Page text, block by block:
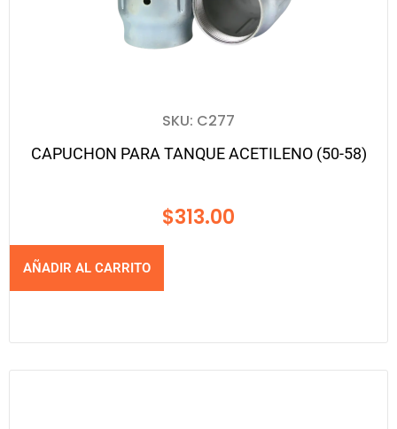
SKU: C277
CAPUCHON PARA TANQUE ACETILENO (50-58)
$313.00
AÑADIR AL CARRITO